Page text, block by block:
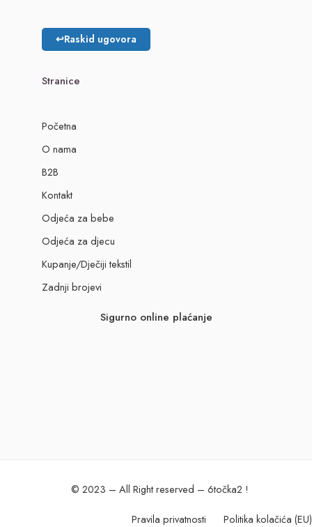
↩Raskid ugovora
Stranice
Početna
O nama
B2B
Kontakt
Odjeća za bebe
Odjeća za djecu
Kupanje/Dječiji tekstil
Zadnji brojevi
Sigurno online plaćanje
© 2023 – All Right reserved – 6točka2 !
Pravila privatnosti Politika kolačića (EU)